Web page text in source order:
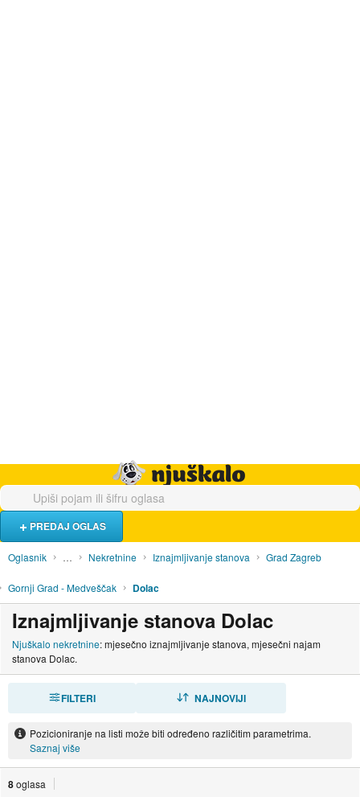
PREDAJ OGLAS
Oglasnik … Nekretnine Iznajmljivanje stanova Grad Zagreb
Gornji Grad - Medveščak Dolac
Iznajmljivanje stanova Dolac
Njuškalo nekretnine: mjesečno iznajmljivanje stanova, mjesečni najam
stanova Dolac.
FILTERI NAJNOVIJI
Pozicioniranje na listi može biti određeno različitim parametrima.
Saznaj više
8oglasa